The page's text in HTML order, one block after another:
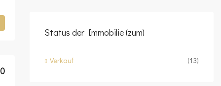
Status der Immobilie (zum)
Verkauf (13)